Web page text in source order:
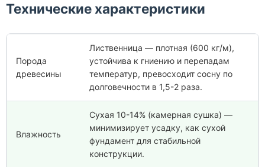
Технические характеристики
Порода
древесины
Лиственница — плотная (600 кг/м),
устойчива к гниению и перепадам
температур, превосходит сосну по
долговечности в 1,5-2 раза.
Влажность
Сухая 10-14% (камерная сушка) —
минимизирует усадку, как сухой
фундамент для стабильной
конструкции.